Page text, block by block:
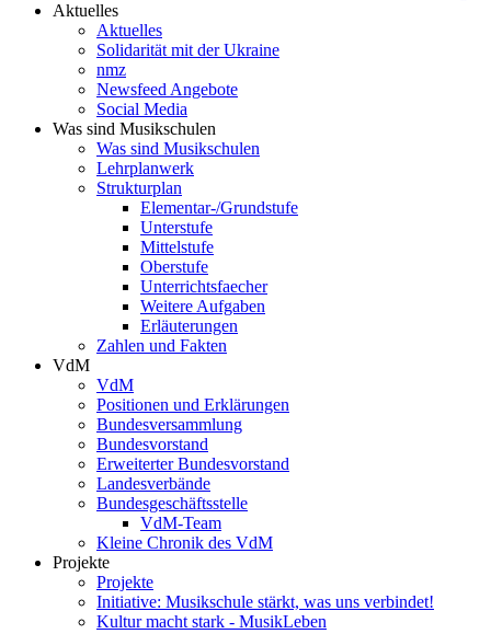
Aktuelles
Aktuelles
Solidarität mit der Ukraine
nmz
Newsfeed Angebote
Social Media
Was sind Musikschulen
Was sind Musikschulen
Lehrplanwerk
Strukturplan
Elementar-/Grundstufe
Unterstufe
Mittelstufe
Oberstufe
Unterrichtsfaecher
Weitere Aufgaben
Erläuterungen
Zahlen und Fakten
VdM
VdM
Positionen und Erklärungen
Bundesversammlung
Bundesvorstand
Erweiterter Bundesvorstand
Landesverbände
Bundesgeschäftsstelle
VdM-Team
Kleine Chronik des VdM
Projekte
Projekte
Initiative: Musikschule stärkt, was uns verbindet!
Kultur macht stark - MusikLeben